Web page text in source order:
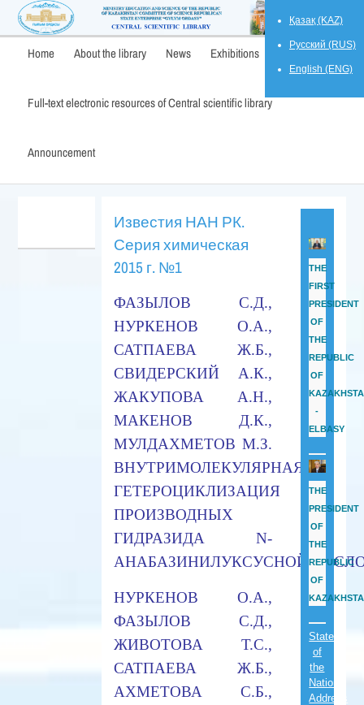
Қазақ (KAZ)
Русский (RUS)
English (ENG)
Home About the library News Exhibitions
Full-text electronic resources of Central scientific library
Announcement
Известия НАН РК.
Серия химическая
2015 г. №1
ФАЗЫЛОВ С.Д.,
НУРКЕНОВ О.А.,
САТПАЕВА Ж.Б.,
СВИДЕРСКИЙ А.К.,
ЖАКУПОВА А.Н.,
МАКЕНОВ Д.К.,
МУЛДАХМЕТОВ М.З.
ВНУТРИМОЛЕКУЛЯРНАЯ
ГЕТЕРОЦИКЛИЗАЦИЯ
ПРОИЗВОДНЫХ
ГИДРАЗИДА N-
АНАБАЗИНИЛУКСУСНОЙ
НУРКЕНОВ О.А.,
ФАЗЫЛОВ С.Д.,
ЖИВОТОВА Т.С.,
САТПАЕВА Ж.Б.,
АХМЕТОВА С.Б.,
THE
FIRST
PRESIDENT
OF
THE
REPUBLIC
OF
-
ELBASY
THE
PRESIDENT
OF
THE
REPUBLIC
OF
State
of
the
Nation
Address